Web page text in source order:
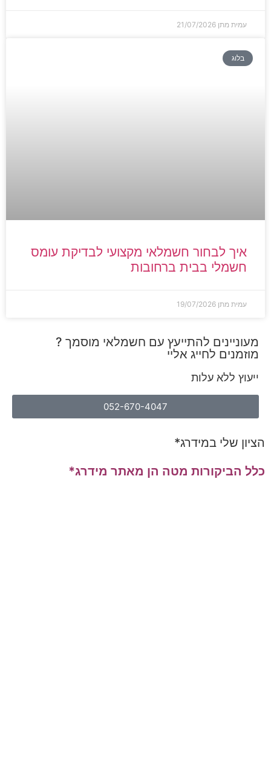
עמית מתן 21/07/2026
בלוג
איך לבחור חשמלאי מקצועי לבדיקת עומס
חשמלי בבית ברחובות
עמית מתן 19/07/2026
מעוניינים להתייעץ עם חשמלאי מוסמך ?
מוזמנים לחייג אליי
ייעוץ ללא עלות
052-670-4047
הציון שלי במידרג*
כלל הביקורות מטה הן מאתר מידרג*